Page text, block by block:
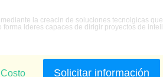
la creacin de soluciones tecnolgicas
lderes capaces de dirigir proyectos de
Solicitar información